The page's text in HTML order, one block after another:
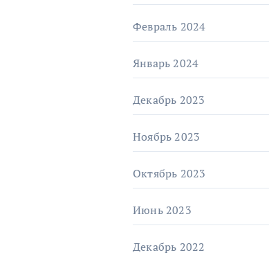
Февраль 2024
Январь 2024
Декабрь 2023
Ноябрь 2023
Октябрь 2023
Июнь 2023
Декабрь 2022